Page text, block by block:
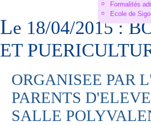
Formalités
Ecole de
Le 18/04/2015 :
ET
ORGANISEE PAR
PARENTS
SALLE